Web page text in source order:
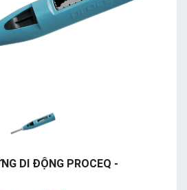
DI ĐỘNG PROCEQ -